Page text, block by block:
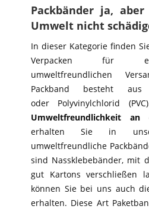
Packbänder ja,
Umwelt nicht
In dieser Kategorie finden
Verpacken für
umweltfreundlichen
Packband besteht
oder Polyvinylchlorid
Umweltfreundlichkeit an
erhalten Sie in
umweltfreundliche
sind Nassklebebänder, mit
gut Kartons verschließen
können Sie bei uns auch
erhalten. Diese Art